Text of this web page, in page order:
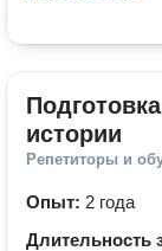
истории
Репетиторы и
Опыт: 2 года
Длительность